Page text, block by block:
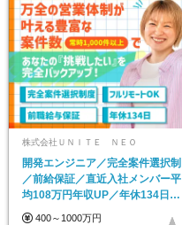
株式会社ＵＮＩＴＥ ＮＥＯ
開発エンジニア／完全案件選択制
／前給保証／直近入社メンバー平
均108万円年収UP／年休134日／
フルリモ7割
400～1000万円